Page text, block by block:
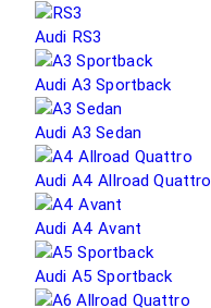
Audi RS3
Audi A3 Sportback
Audi A3 Sedan
Audi A4 Allroad Quattro
Audi A4 Avant
Audi A5 Sportback